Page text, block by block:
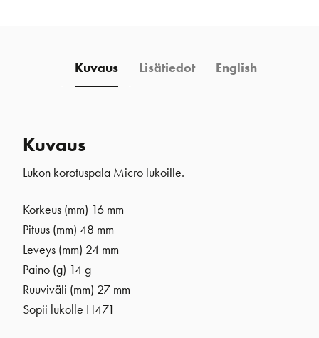
Kuvaus Lisätiedot English
Kuvaus
Lukon korotuspala Micro lukoille.
Korkeus (mm) 16 mm
Pituus (mm) 48 mm
Leveys (mm) 24 mm
Paino (g) 14 g
Ruuviväli (mm) 27 mm
Sopii lukolle H471